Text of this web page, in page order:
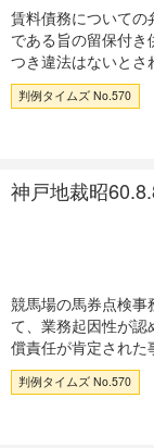
賃料債務についての
である旨の留保付
つき違法はないとさ
判例タイムズ No.570
神戸地裁昭
競馬場の馬券点検
て、業務起因性が
償責任が肯定された
判例タイムズ No.570